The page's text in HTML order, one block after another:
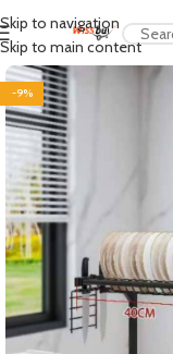
Skip to navigation
Skip to main content
-9%